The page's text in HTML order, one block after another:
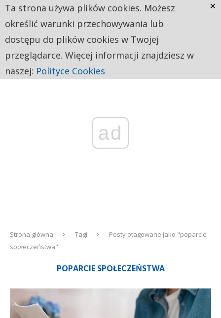
ad
Strona główna Tagi
Posty otagowane jako "poparcie
społeczeństwa"
POPARCIE SPOŁECZEŃSTWA
Ta strona używa plików cookies. Możesz
określić warunki przechowywania lub
dostępu do plików cookies w Twojej
przeglądarce. Więcej informacji znajdziesz w
naszej: Polityce Cookies
×